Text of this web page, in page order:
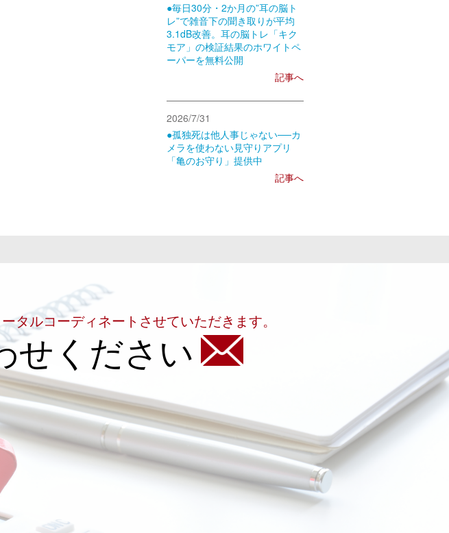
●毎日30分・2か月の”耳の脳ト
レ”で雑音下の聞き取りが平均
3.1dB改善。耳の脳トレ「キク
モア」の検証結果のホワイトペ
ーパーを無料公開
記事へ
2026/7/31
●孤独死は他人事じゃない──カ
メラを使わない見守りアプリ
「亀のお守り」提供中
記事へ
タルコーディネートさせていただきます。
せください